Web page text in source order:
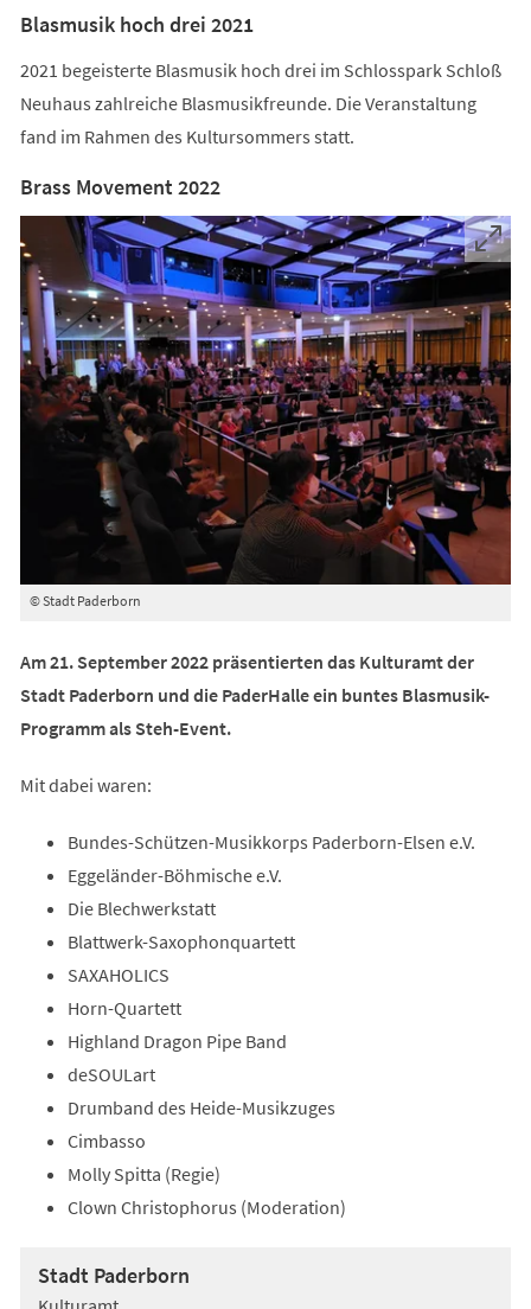
Blasmusik hoch drei 2021
2021 begeisterte Blasmusik hoch drei im Schlosspark Schloß
Neuhaus zahlreiche Blasmusikfreunde. Die Veranstaltung
fand im Rahmen des Kultursommers statt.
Brass Movement 2022
© Stadt Paderborn
Am 21. September 2022 präsentierten das Kulturamt der
Stadt Paderborn und die PaderHalle ein buntes Blasmusik-
Programm als Steh-Event.
Mit dabei waren:
Bundes-Schützen-Musikkorps Paderborn-Elsen e.V.
Eggeländer-Böhmische e.V.
Die Blechwerkstatt
Blattwerk-Saxophonquartett
SAXAHOLICS
Horn-Quartett
Highland Dragon Pipe Band
deSOULart
Drumband des Heide-Musikzuges
Cimbasso
Molly Spitta (Regie)
Clown Christophorus (Moderation)
Stadt Paderborn